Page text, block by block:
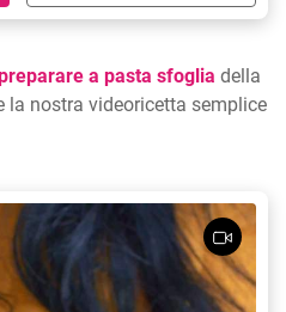
a pasta sfoglia della
la nostra videoricetta semplice